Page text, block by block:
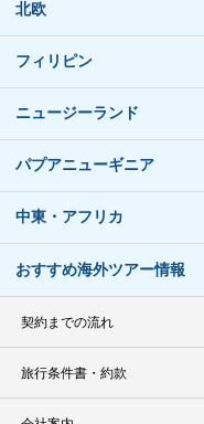
北欧
フィリピン
ニュージーランド
パプアニューギニア
中東・アフリカ
おすすめ海外ツアー情報
契約までの流れ
旅行条件書・約款